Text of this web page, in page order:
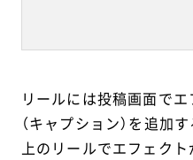
リールには投稿画面で
（キャプション）を追加
上のリールでエフェク